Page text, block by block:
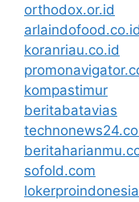
orthodox.or.id
arlaindofood.co.id
koranriau.co.id
kompastimur
beritabatavias
sofold.com
lokerproindonesia